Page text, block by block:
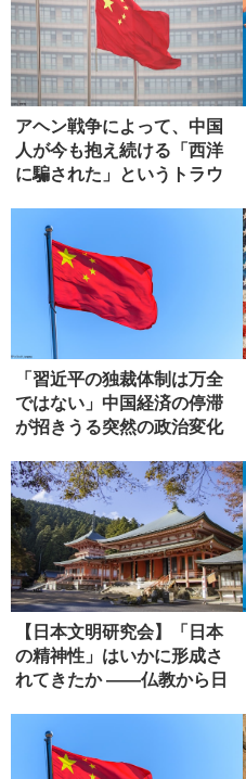
アヘン戦争によって、中国
人が今も抱え続ける「西洋
に騙された」というトラウ
「習近平の独裁体制は万全
ではない」中国経済の停滞
が招きうる突然の政治変化
【日本文明研究会】「日本
の精神性」はいかに形成さ
れてきたか ――仏教から日